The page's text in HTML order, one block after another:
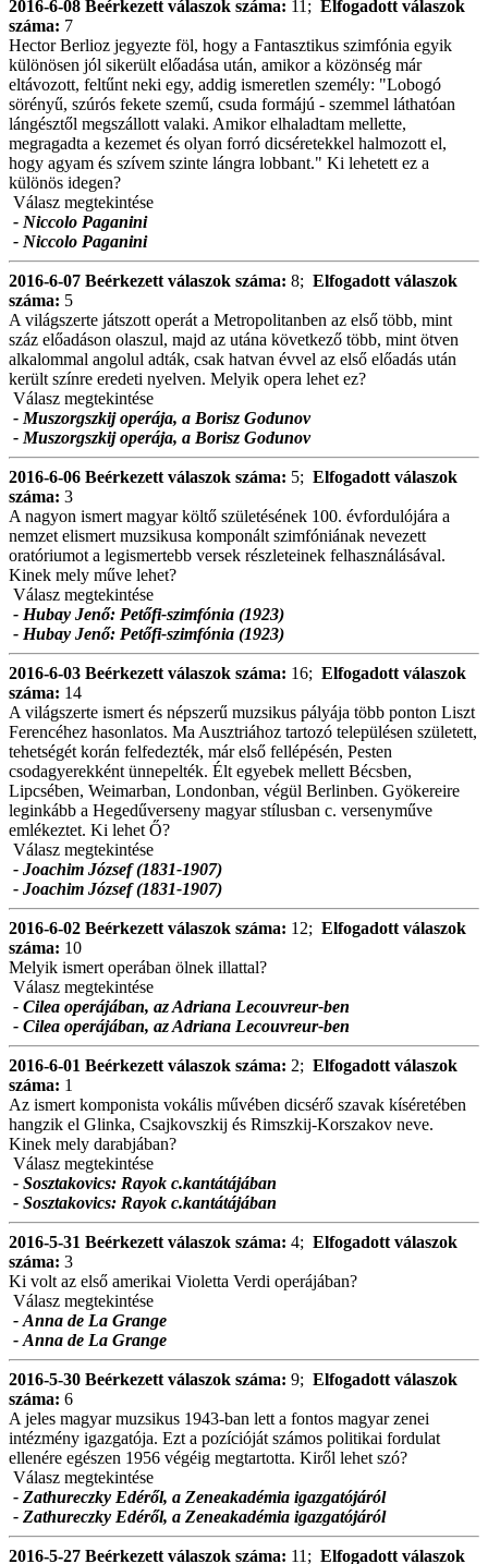
2016-6-08 Beérkezett válaszok száma: 11; Elfogadott válaszok
száma: 7
Hector Berlioz jegyezte föl, hogy a Fantasztikus szimfónia egyik
különösen jól sikerült előadása után, amikor a közönség már
eltávozott, feltűnt neki egy, addig ismeretlen személy: "Lobogó
sörényű, szúrós fekete szemű, csuda formájú - szemmel láthatóan
lángésztől megszállott valaki. Amikor elhaladtam mellette,
megragadta a kezemet és olyan forró dicséretekkel halmozott el,
hogy agyam és szívem szinte lángra lobbant." Ki lehetett ez a
különös idegen?
Válasz megtekintése
- Niccolo Paganini
- Niccolo Paganini
2016-6-07 Beérkezett válaszok száma: 8; Elfogadott válaszok
száma: 5
A világszerte játszott operát a Metropolitanben az első több, mint
száz előadáson olaszul, majd az utána következő több, mint ötven
alkalommal angolul adták, csak hatvan évvel az első előadás után
került színre eredeti nyelven. Melyik opera lehet ez?
Válasz megtekintése
- Muszorgszkij operája, a Borisz Godunov
- Muszorgszkij operája, a Borisz Godunov
2016-6-06 Beérkezett válaszok száma: 5; Elfogadott válaszok
száma: 3
A nagyon ismert magyar költő születésének 100. évfordulójára a
nemzet elismert muzsikusa komponált szimfóniának nevezett
oratóriumot a legismertebb versek részleteinek felhasználásával.
Kinek mely műve lehet?
Válasz megtekintése
- Hubay Jenő: Petőfi-szimfónia (1923)
- Hubay Jenő: Petőfi-szimfónia (1923)
2016-6-03 Beérkezett válaszok száma: 16; Elfogadott válaszok
száma: 14
A világszerte ismert és népszerű muzsikus pályája több ponton Liszt
Ferencéhez hasonlatos. Ma Ausztriához tartozó településen született,
tehetségét korán felfedezték, már első fellépésén, Pesten
csodagyerekként ünnepelték. Élt egyebek mellett Bécsben,
Lipcsében, Weimarban, Londonban, végül Berlinben. Gyökereire
leginkább a Hegedűverseny magyar stílusban c. versenyműve
emlékeztet. Ki lehet Ő?
Válasz megtekintése
- Joachim József (1831-1907)
- Joachim József (1831-1907)
2016-6-02 Beérkezett válaszok száma: 12; Elfogadott válaszok
száma: 10
Melyik ismert operában ölnek illattal?
Válasz megtekintése
- Cilea operájában, az Adriana Lecouvreur-ben
- Cilea operájában, az Adriana Lecouvreur-ben
2016-6-01 Beérkezett válaszok száma: 2; Elfogadott válaszok
száma: 1
Az ismert komponista vokális művében dicsérő szavak kíséretében
hangzik el Glinka, Csajkovszkij és Rimszkij-Korszakov neve.
Kinek mely darabjában?
Válasz megtekintése
- Sosztakovics: Rayok c.kantátájában
- Sosztakovics: Rayok c.kantátájában
2016-5-31 Beérkezett válaszok száma: 4; Elfogadott válaszok
száma: 3
Ki volt az első amerikai Violetta Verdi operájában?
Válasz megtekintése
- Anna de La Grange
- Anna de La Grange
2016-5-30 Beérkezett válaszok száma: 9; Elfogadott válaszok
száma: 6
A jeles magyar muzsikus 1943-ban lett a fontos magyar zenei
intézmény igazgatója. Ezt a pozícióját számos politikai fordulat
ellenére egészen 1956 végéig megtartotta. Kiről lehet szó?
Válasz megtekintése
- Zathureczky Edéről, a Zeneakadémia igazgatójáról
- Zathureczky Edéről, a Zeneakadémia igazgatójáról
2016-5-27 Beérkezett válaszok száma: 11; Elfogadott válaszok